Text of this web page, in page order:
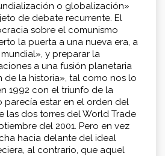
o globalización»
de debate recurrente. El
sobre el comunismo
la puerta a una nueva era, a
y preparar la
a una fusión planetaria
de la historia», tal como nos lo
1992 con el triunfo de la
parecía estar en el orden del
las dos torres del World Trade
del 2001. Pero en vez
hacia delante del ideal
al contrario, que aquel